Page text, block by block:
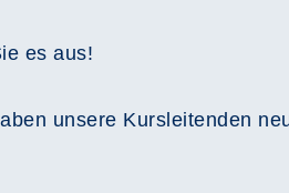
es aus!
unsere Kursleitenden